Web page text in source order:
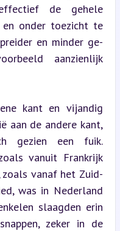
de gehele
en onder toezicht te
en minder ge-
aanzienlijk
kant en vijandig
aan de andere kant,
gezien een fuik.
vanuit Frankrijk
zoals vanaf het Zuid-
was in Nederland
slaagden erin
zeker in de